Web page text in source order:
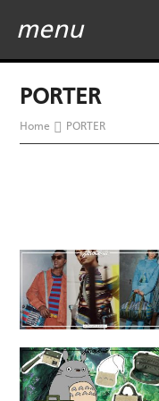
menu
PORTER
Home PORTER